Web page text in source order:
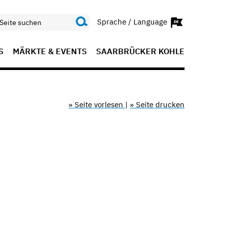
Sprache / Language
MÄRKTE & EVENTS SAARBRÜCKER KOHLE
» Seite vorlesen | » Seite drucken